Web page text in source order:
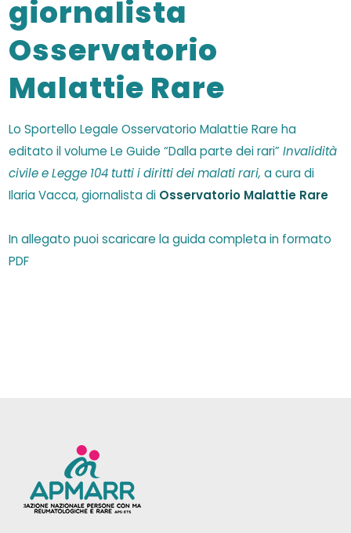
giornalista
Osservatorio
Malattie Rare
Lo Sportello Legale Osservatorio Malattie Rare ha
editato il volume Le Guide “Dalla parte dei rari”Invalidità
civile e Legge 104 tutti i diritti dei malati rari,a cura di
Ilaria Vacca, giornalista di Osservatorio Malattie Rare
In allegato puoi scaricare la guida completa in formato
PDF